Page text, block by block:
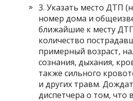
3. Указать место ДТП
номер дома и
ближайшие к месту
количество
примерный возраст,
сознания, дыхания,
также сильного
и других травм.
диспетчера о том, что